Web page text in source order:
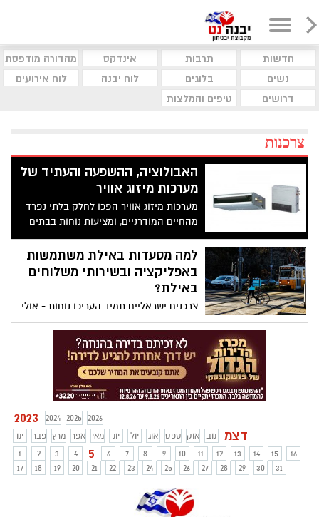
חדשות תרבות אינדקס
מהדורה מודפסת
נשים
בלוגים לוח יבנה
לוח אירועים
דרושים
טיפים והמלצות
צרכנות
האבולוציה, ההשפעה והעתיד של
מערכות מיזוג אוויר
מערכות מיזוג אוויר הפכו לחלק בלתי נפרד
מהחיים המודרניים, ומציעות נוחות בבתים
ובמקומות עבודה בישראל וברחבי העולם.
מאמר זה מתעמק במאפיינים החשובים של
מערכות מתקדמות, לצד הסוגים והיתרונות.
למה מסעדות באילת משתמשות
באפליקציה ובשירותי משלוחים
באילת?
צרכנים ישראליים תמיד העריכו נוחות - אולי
עכשיו יותר מתמיד, ובשנת 2020 - עם כל
המהומה וההפרעות שלה מהתפרצות
המגיפה, חלה נקודת מפנה עיקרית בשירותים
מקוונים של משלוחי אוכל.
2023 2024 2025
2026
ינו
פבר מרץ אפר מאי יונ יול אוג ספט אוק נוב דצמ
1 2 3 4 5 6 7 8 9 10 11 12 13 14 15
16
17
18 19 20 21 22 23 24 25 26 27 28 29 30 31